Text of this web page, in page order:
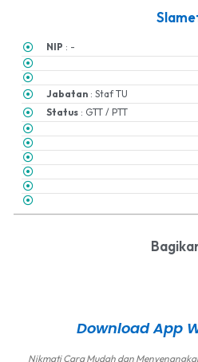
NIP : -
Jabatan : Staf TU
Status : GTT / PTT
Download App
Nikmati Cara Mudah dan